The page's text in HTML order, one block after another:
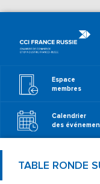
Espace
membres
Calendrier
des
TABLE RONDE